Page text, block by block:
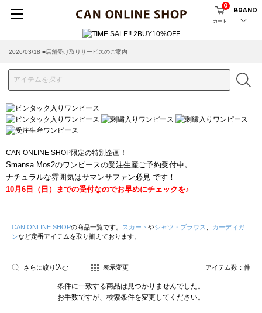
カート
0
BRAND
2026/03/18 ■店舗受け取りサービスのご案内
CAN ONLINE SHOP限定の特別企画！
Smansa Mos2のワンピースの受注生産ご予約受付中。
ナチュラルな雰囲気はサマンサファン必見 です！
10月6日（日）までの受付なのでお早めにチェックを♪
CAN ONLINE SHOPの商品一覧です。 スカート やシャツ・ブラウス
カーディガ
ンなど定番アイテムを取り揃えております。
さらに絞り込む 表示変更 アイテム数： 件
条件に一致する商品は見つかりませんでした。
お手数ですが、検索条件を変更してください。